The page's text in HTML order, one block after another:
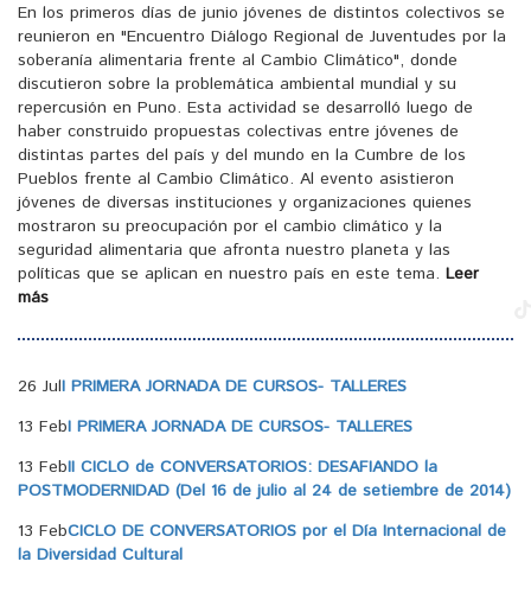
En los primeros días de junio jóvenes de distintos colectivos se
reunieron en "Encuentro Diálogo Regional de Juventudes por la
soberanía alimentaria frente al Cambio Climático", donde
discutieron sobre la problemática ambiental mundial y su
repercusión en Puno. Esta actividad se desarrolló luego de
haber construido propuestas colectivas entre jóvenes de
distintas partes del país y del mundo en la Cumbre de los
Pueblos frente al Cambio Climático. Al evento asistieron
jóvenes de diversas instituciones y organizaciones quienes
mostraron su preocupación por el cambio climático y la
seguridad alimentaria que afronta nuestro planeta y las
políticas que se aplican en nuestro país en este tema. Leer
más
26 JulI PRIMERA JORNADA DE CURSOS- TALLERES
13 FebI PRIMERA JORNADA DE CURSOS- TALLERES
13 FebII CICLO de CONVERSATORIOS: DESAFIANDO la
POSTMODERNIDAD (Del 16 de julio al 24 de setiembre de 2014)
13 FebCICLO DE CONVERSATORIOS por el Día Internacional de
la Diversidad Cultural